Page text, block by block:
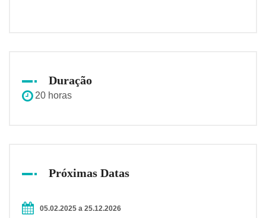
Duração
20 horas
Próximas Datas
05.02.2025 a 25.12.2026